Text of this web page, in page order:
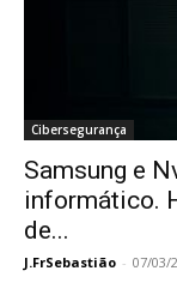
Cibersegurança
Samsung e
informático.
de...
J.FrSebastião - 07/03/